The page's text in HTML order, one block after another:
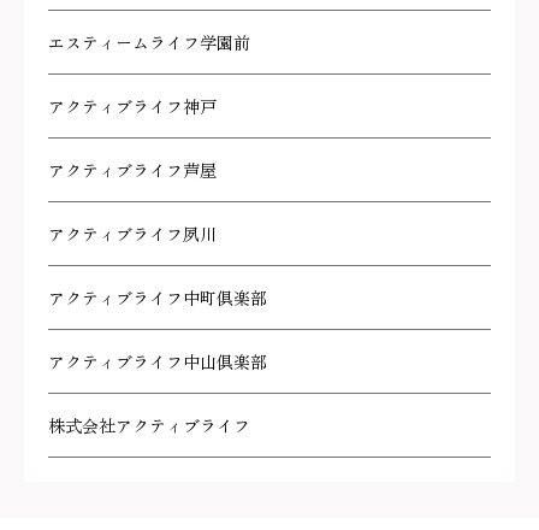
エスティームライフ学園前
アクティブライフ神戸
アクティブライフ芦屋
アクティブライフ夙川
アクティブライフ中町倶楽部
アクティブライフ中山倶楽部
株式会社アクティブライフ